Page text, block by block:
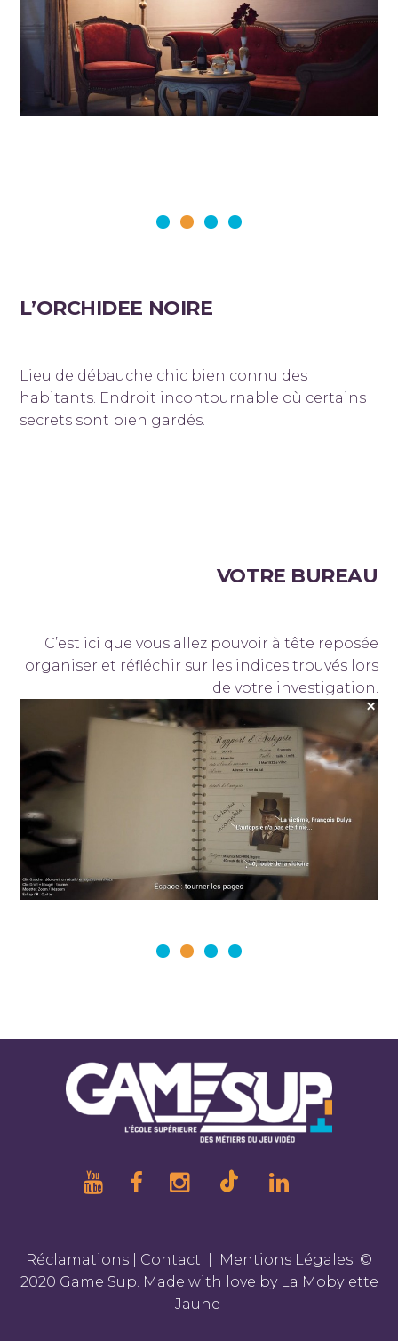
L’ORCHIDEE NOIRE
Lieu de débauche chic bien connu des
habitants. Endroit incontournable où certains
secrets sont bien gardés.
VOTRE BUREAU
C’est ici que vous allez pouvoir à tête reposée
organiser et réfléchir sur les indices trouvés lors
de votre investigation.
Réclamations Contact Mentions Légales ©
2020 Game Sup. Made with love by La Mobylette
Jaune